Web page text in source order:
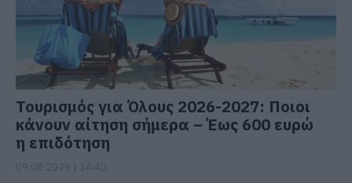
Τουρισμός για Όλους 2026-2027: Ποιοι
κάνουν αίτηση σήμερα – Έως 600 ευρώ
η επιδότηση